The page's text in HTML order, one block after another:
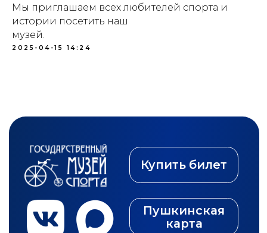
Мы приглашаем всех любителей спорта и
истории посетить наш
музей.
2025-04-15 14:24